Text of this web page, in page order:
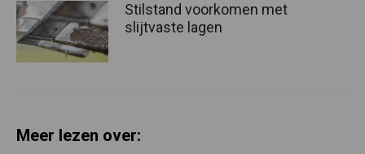
Stilstand voorkomen met
slijtvaste lagen
Meer lezen over: